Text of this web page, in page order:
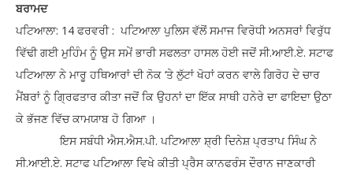
ਬਰਾਮਦ
ਪਟਿਆਲਾ: 14 ਫਰਵਰੀ : ਪਟਿਆਲਾ ਪੁਲਿਸ ਵੱਲੋਂ ਸਮਾਜ ਵਿਰੋਧੀ ਅਨਸਰਾਂ ਵਿਰੁੱਧ
ਵਿੱਢੀ ਗਈ ਮੁਹਿੰਮ ਨੂੰ ਉਸ ਸਮੇਂ ਭਾਰੀ ਸਫਲਤਾ ਹਾਸਲ ਹੋਈ ਜਦੋਂ ਸੀ.ਆਈ.ਏ. ਸਟਾਫ
ਪਟਿਆਲਾ ਨੇ ਮਾਰੂ ਹਥਿਆਰਾਂ ਦੀ ਨੋਕ ‘ਤੇ ਲੁੱਟਾਂ ਖੋਹਾਂ ਕਰਨ ਵਾਲੇ ਗਿਰੋਹ ਦੇ ਚਾਰ
ਮੈਂਬਰਾਂ ਨੂੰ ਗ੍ਰਿਫਤਾਰ ਕੀਤਾ ਜਦੋਂ ਕਿ ਉਹਨਾਂ ਦਾ ਇੱਕ ਸਾਥੀ ਹਨੇਰੇ ਦਾ ਫਾਇਦਾ ਉਠਾ
ਕੇ ਭੱਜਣ ਵਿੱਚ ਕਾਮਯਾਬ ਹੋ ਗਿਆ ।
ਇਸ ਸਬੰਧੀ ਐਸ.ਐਸ.ਪੀ. ਪਟਿਆਲਾ ਸ਼੍ਰੀ ਦਿਨੇਸ਼ ਪ੍ਰਤਾਪ ਸਿੰਘ ਨੇ
ਸੀ.ਆਈ.ਏ. ਸਟਾਫ ਪਟਿਆਲਾ ਵਿਖੇ ਕੀਤੀ ਪ੍ਰੈਸ ਕਾਨਫਰੰਸ ਦੌਰਾਨ ਜਾਣਕਾਰੀ